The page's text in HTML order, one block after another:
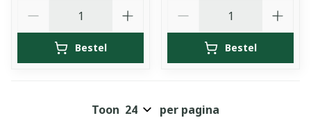
Bestel Bestel
Toon per pagina